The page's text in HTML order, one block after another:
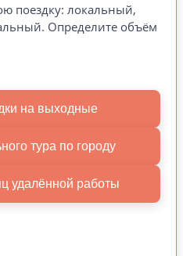
поездку: локальный,
Определите объём
на выходные
тура по городу
удалённой работы